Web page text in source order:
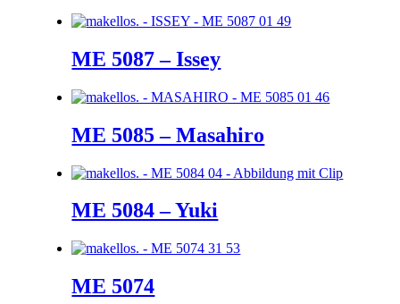
ME 5087 – Issey
ME 5085 – Masahiro
ME 5084 – Yuki
ME 5074